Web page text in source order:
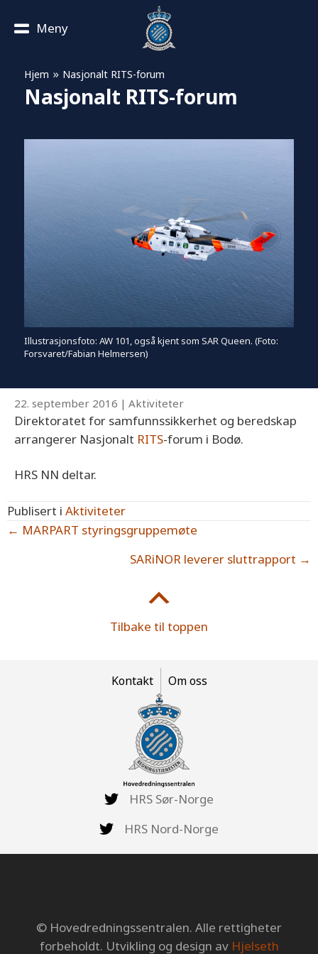
Meny
Hjem » Nasjonalt RITS-forum
Nasjonalt RITS-forum
Illustrasjonsfoto: AW 101, også kjent som SAR Queen. (Foto:
Forsvaret/Fabian Helmersen)
22. september 2016 | Aktiviteter
Direktoratet for samfunnssikkerhet og beredskap
arrangerer Nasjonalt RITS-forum i Bodø.
HRS NN deltar.
Publisert i Aktiviteter
Posts
← MARPART styringsgruppemøte
SARiNOR leverer sluttrapport →
Tilbake til toppen
Kontakt Om oss
HRS Sør-Norge
HRS Nord-Norge
© Hovedredningssentralen. Alle rettigheter
forbeholdt. Utvikling og design av Hjelseth